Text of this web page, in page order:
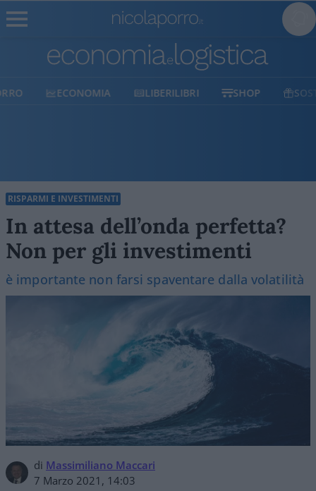
ECONOMIA LIBERILIBRI SHOP SOSTIENICI
RISPARMI E INVESTIMENTI
In attesa dell’onda perfetta?
Non per gli investimenti
è importante non farsi spaventare dalla volatilità
di Massimiliano Maccari
7 Marzo 2021, 14:03